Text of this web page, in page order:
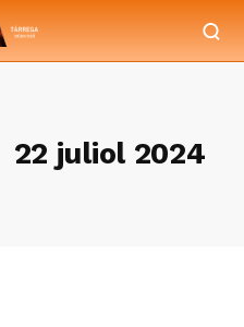
22 juliol 2024